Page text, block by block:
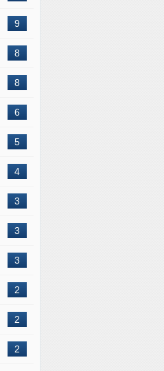
9
8
8
6
5
4
3
3
3
2
2
2